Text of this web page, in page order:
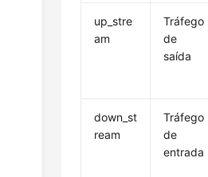
up_stre
am
Tráfego
de
saída
down_st
ream
Tráfego
de
entrada